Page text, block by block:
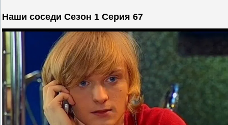
Наши соседи Сезон 1 Серия 67